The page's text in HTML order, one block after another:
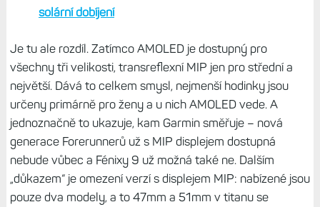
solární dobíjení
Je tu ale rozdíl. Zatímco AMOLED je dostupný pro
všechny tři velikosti, transreflexní MIP jen pro střední a
největší. Dává to celkem smysl, nejmenší hodinky jsou
určeny primárně pro ženy a u nich AMOLED vede. A
jednoznačně to ukazuje, kam Garmin směřuje – nová
generace Forerunnerů už s MIP displejem dostupná
nebude vůbec a Fénixy 9 už možná také ne. Dalším
„důkazem“ je omezení verzí s displejem MIP: nabízené jsou
pouze dva modely, a to 47mm a 51mm v titanu se